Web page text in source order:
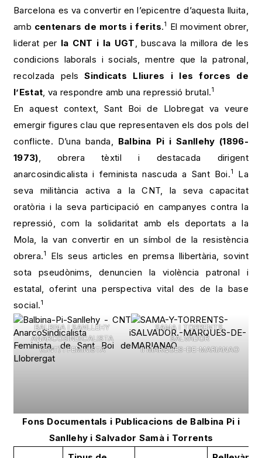
Barcelona es va convertir en l’epicentre d’aquesta lluita,
amb centenars de morts i ferits.1 El moviment obrer,
liderat per la CNT i la UGT, buscava la millora de les
condicions laborals i socials, mentre que la patronal,
recolzada pelsSindicats Lliures i les forces de
l’Estat, va respondre amb una repressió brutal.1
En aquest context, Sant Boi de Llobregat va veure
emergir figures clau que representaven els dos pols del
conflicte. D’una banda, Balbina Pi i Sanllehy (1896-
1973), obrera tèxtil i destacada dirigent
anarcosindicalista i feminista nascuda a Sant Boi.1
La
seva militància activa a la CNT, la seva capacitat
oratòria i la seva participació en campanyes contra la
repressió, com la solidaritat amb els deportats a la
Mola, la van convertir en un símbol de la resistència
obrera.1
Els seus articles en premsa llibertària, sovint
sota pseudònims, denuncien la violència patronal i
estatal, oferint una perspectiva vital des de la base
social.1
BALBINA I SANLLEHY
ANARCOSINDICALISTA
(CNT) I FEMINISTA
SAMA I TORRENTS,
SALVADOR
II MARQUES-DE-MARIANAO
Fons Documentals i Publicacions de Balbina Pi i
Sanllehy i Salvador Samà i Torrents